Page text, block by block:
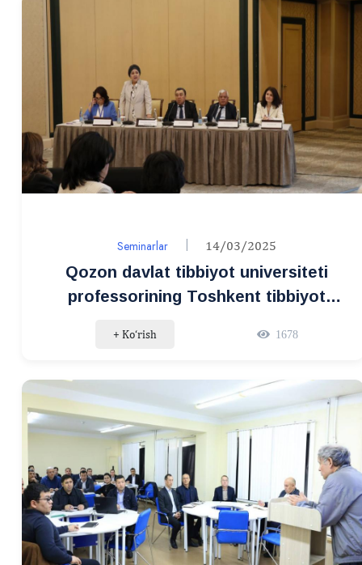
Seminarlar 14/03/2025
Qozon davlat tibbiyot universiteti
professorining Toshkent tibbiyot
+ Ko‘rish 1678